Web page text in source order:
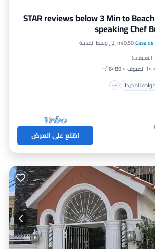
120 +5 STAR reviews below 3 Min to
speaking Chef
Casa0.50 mi إلى وسط المدينة
)
14 الضيوف
6489 ft²
للمحيط
مواجه للمحيط
ساخن
اطّلع على العرض